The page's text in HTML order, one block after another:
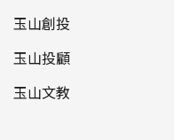
玉山創投
玉山投顧
玉山文教